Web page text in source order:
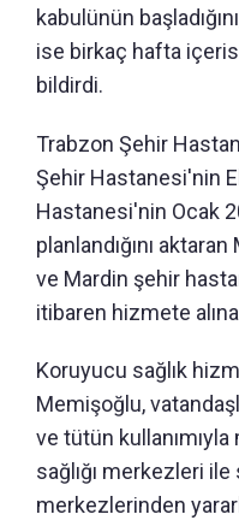
kabulünün
ise birkaç hafta
bildirdi.
Trabzon Şehir
Şehir Hastanesi'nin
Hastanesi'nin Ocak
planlandığını
ve Mardin şehir
itibaren hizmete
Koruyucu sağlık
Memişoğlu,
ve tütün
sağlığı merkezleri ile
merkezlerinden